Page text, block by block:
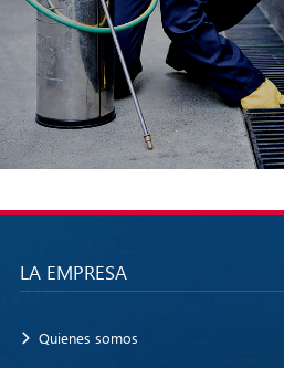
LA EMPRESA
Quienes somos